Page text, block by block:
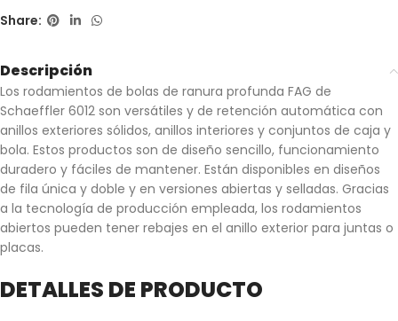
Share:
Descripción
Los rodamientos de bolas de ranura profunda FAG de
Schaeffler 6012 son versátiles y de retención automática con
anillos exteriores sólidos, anillos interiores y conjuntos de caja y
bola. Estos productos son de diseño sencillo, funcionamiento
duradero y fáciles de mantener. Están disponibles en diseños
de fila única y doble y en versiones abiertas y selladas. Gracias
a la tecnología de producción empleada, los rodamientos
abiertos pueden tener rebajes en el anillo exterior para juntas o
placas.
DETALLES DE PRODUCTO